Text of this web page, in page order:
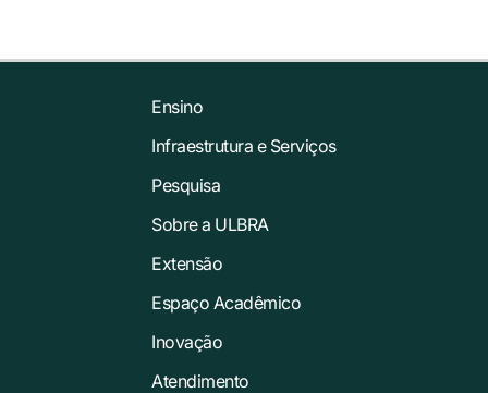
Ensino
Infraestrutura e Serviços
Pesquisa
Sobre a ULBRA
Extensão
Espaço Acadêmico
Inovação
Atendimento